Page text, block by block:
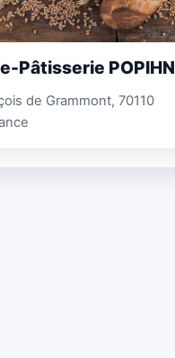
Pâtisserie POPIHN
de Grammont, 70110